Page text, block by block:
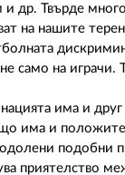
др. Твърде
на нашите
само на
има и
има и
подобни
приятелство